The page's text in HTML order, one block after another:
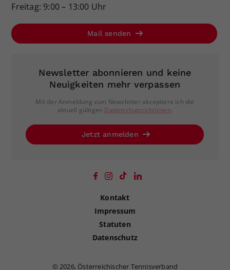
Freitag: 9:00 – 13:00 Uhr
Mail senden
Newsletter abonnieren und keine
Neuigkeiten mehr verpassen
Mit der Anmeldung zum Newsletter akzeptiere ich die
aktuell gültigen Datenschutzrichtlinien.
Jetzt anmelden
Kontakt
Impressum
Statuten
Datenschutz
©2026, Österreichischer Tennisverband